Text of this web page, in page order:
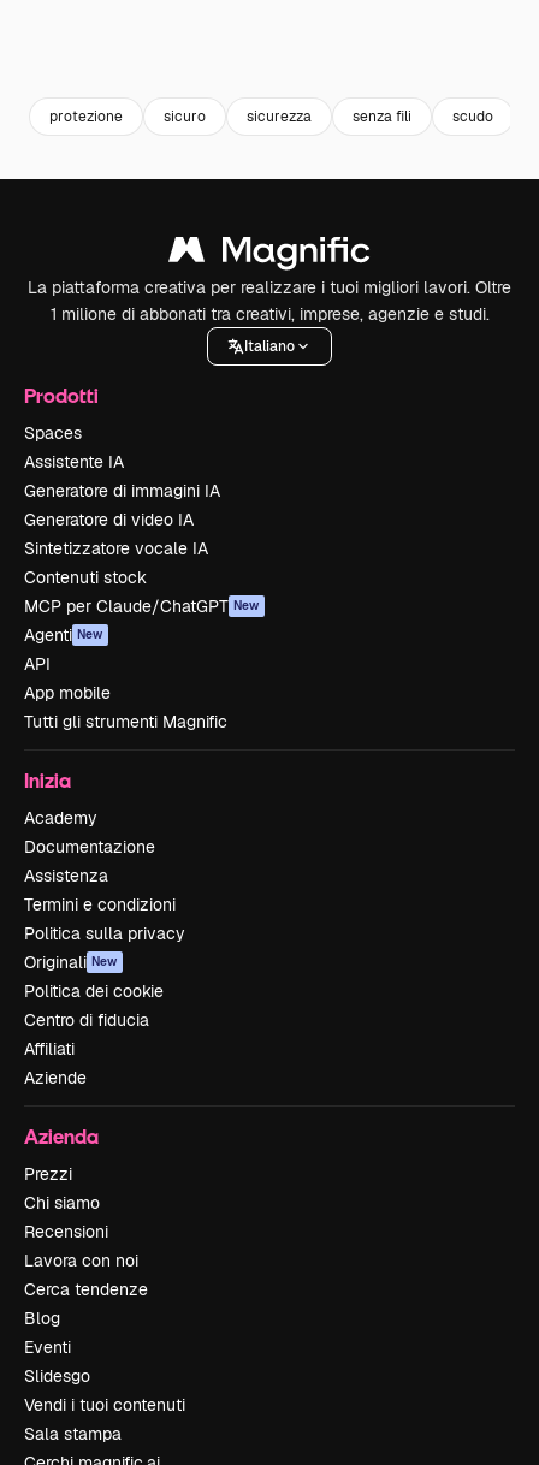
protezione sicuro sicurezza senza fili scudo
La piattaforma creativa per realizzare i tuoi migliori lavori. Oltre
1 milione di abbonati tra creativi, imprese, agenzie e studi.
Italiano
Prodotti
Spaces
Assistente IA
Generatore di immagini IA
Generatore di video IA
Sintetizzatore vocale IA
Contenuti stock
MCP per Claude/ChatGPT New
Agenti New
API
App mobile
Tutti gli strumenti Magnific
Inizia
Academy
Documentazione
Assistenza
Termini e condizioni
Politica sulla privacy
Originali New
Politica dei cookie
Centro di fiducia
Affiliati
Aziende
Azienda
Prezzi
Chi siamo
Recensioni
Lavora con noi
Cerca tendenze
Blog
Eventi
Slidesgo
Vendi i tuoi contenuti
Sala stampa